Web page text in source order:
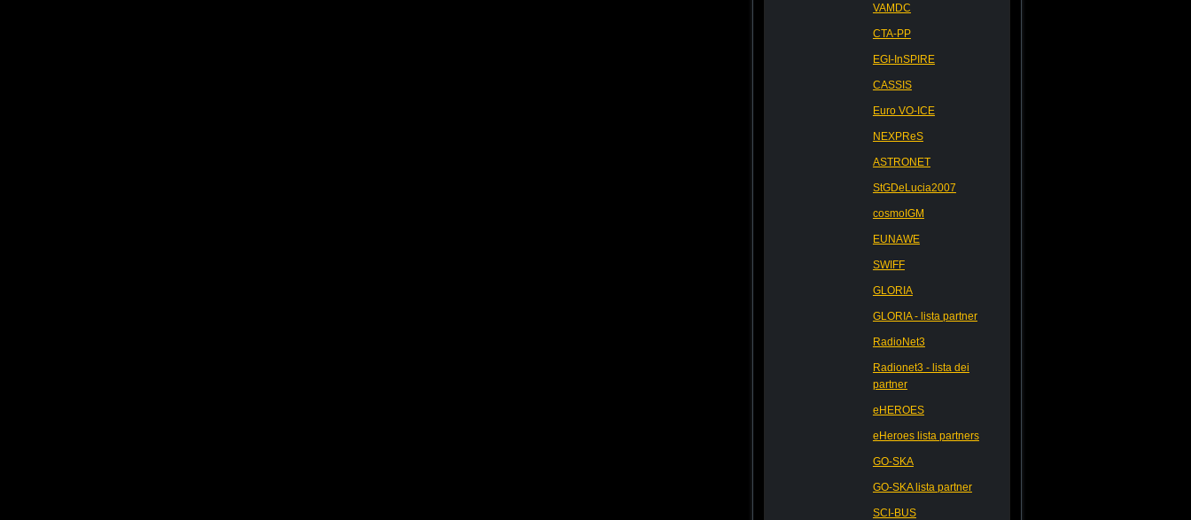
VAMDC
CTA-PP
EGI-InSPIRE
CASSIS
Euro VO-ICE
NEXPReS
ASTRONET
StGDeLucia2007
cosmoIGM
EUNAWE
SWIFF
GLORIA
GLORIA - lista partner
RadioNet3
Radionet3 - lista dei
partner
eHEROES
eHeroes lista partners
GO-SKA
GO-SKA lista partner
SCI-BUS